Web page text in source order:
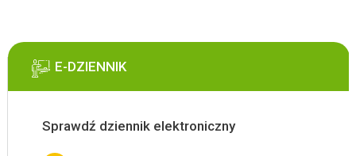
E-DZIENNIK
Sprawdź dziennik elektroniczny